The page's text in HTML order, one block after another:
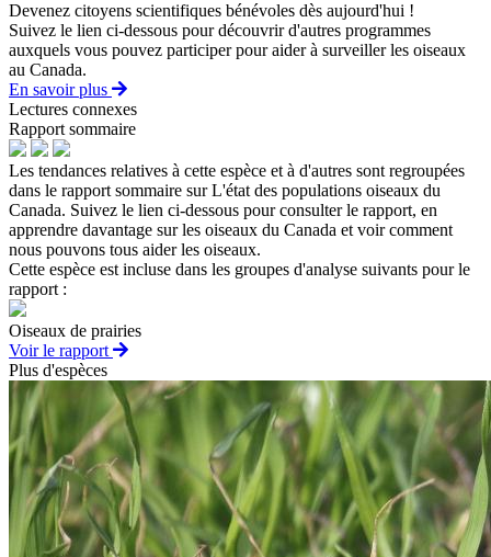
Devenez citoyens scientifiques bénévoles dès aujourd'hui !
Suivez le lien ci-dessous pour découvrir d'autres programmes
auxquels vous pouvez participer pour aider à surveiller les oiseaux
au Canada.
En savoir plus
Lectures connexes
Rapport sommaire
Les tendances relatives à cette espèce et à d'autres sont regroupées
dans le rapport sommaire sur L'état des populations oiseaux du
Canada. Suivez le lien ci-dessous pour consulter le rapport, en
apprendre davantage sur les oiseaux du Canada et voir comment
nous pouvons tous aider les oiseaux.
Cette espèce est incluse dans les groupes d'analyse suivants pour le
rapport :
Oiseaux de prairies
Voir le rapport
Plus d'espèces